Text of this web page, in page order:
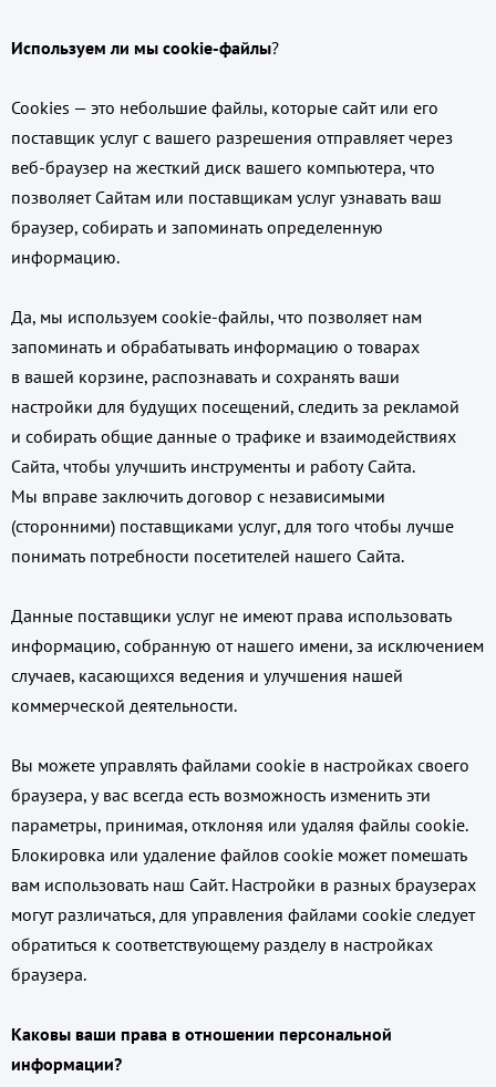
Используем ли мы cookie-файлы?
Cookies — это небольшие файлы, которые сайт или его
поставщик услуг с вашего разрешения отправляет через
веб-браузер на жесткий диск вашего компьютера, что
позволяет Сайтам или поставщикам услуг узнавать ваш
браузер, собирать и запоминать определенную
информацию.
Да, мы используем cookie-файлы, что позволяет нам
запоминать и обрабатывать информацию о товарах
в вашей корзине, распознавать и сохранять ваши
настройки для будущих посещений, следить за рекламой
и собирать общие данные о трафике и взаимодействиях
Сайта, чтобы улучшить инструменты и работу Сайта.
Мы вправе заключить договор с независимыми
(сторонними) поставщиками услуг, для того чтобы лучше
понимать потребности посетителей нашего Сайта.
Данные поставщики услуг не имеют права использовать
информацию, собранную от нашего имени, за исключением
случаев, касающихся ведения и улучшения нашей
коммерческой деятельности.
Вы можете управлять файлами cookie в настройках своего
браузера, у вас всегда есть возможность изменить эти
параметры, принимая, отклоняя или удаляя файлы cookie.
Блокировка или удаление файлов cookie может помешать
вам использовать наш Сайт. Настройки в разных браузерах
могут различаться, для управления файлами cookie следует
обратиться к соответствующему разделу в настройках
браузера.
Каковы ваши права в отношении персональной
информации?